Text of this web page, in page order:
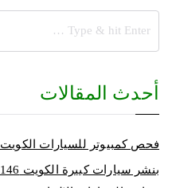
أحدث المقالات
فحص كمبيوتر للسيارات الكويت 98080146‬ فحص كمبيوتر متنقل
بنشر سيارات كبيرة الكويت 98080146‬ بنشر متنقل معدات ثقيلة